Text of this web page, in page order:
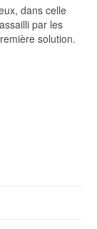
dans celle
par les
solution.